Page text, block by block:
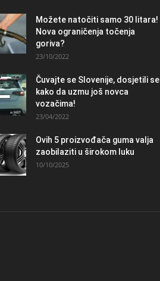
Možete natočiti samo 30 litara!
Nova ograničenja točenja
goriva?
23/10/2022
Čuvajte se Slovenije, dosjetili se
kako da uzmu još novca
vozačima!
23/04/2022
Ovih 5 proizvođača guma valja
zaobilaziti u širokom luku
10/10/2025